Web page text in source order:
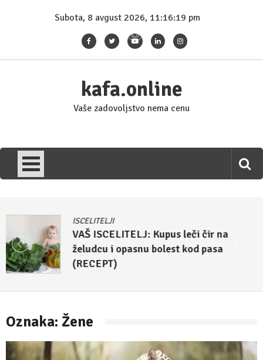
Subota, 8 avgust 2026, 11:16:19 pm
kafa.online
Vaše zadovoljstvo nema cenu
ISCELITELJI
Džulijan Eperli tvrdi: Kupus i rasol su
lek za homoseksualnost i autizam
Oznaka: Žene